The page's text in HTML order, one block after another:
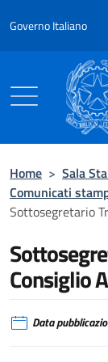
Governo Italiano
Home > Sala
Comunicati
Sottosegretario
Consiglio
Data